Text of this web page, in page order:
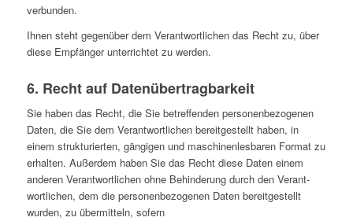
verbunden.
Ihnen steht gegen­über dem Ver­ant­wort­li­chen das Recht zu, über
diese Emp­fän­ger unter­rich­tet zu werden.
6. Recht auf Datenübertragbarkeit
Sie haben das Recht, die Sie betref­fen­den per­so­nen­be­zo­ge­nen
Daten, die Sie dem Ver­ant­wort­li­chen bereit­ge­stellt haben, in
einem struk­tu­rier­ten, gän­gi­gen und maschi­nen­les­ba­ren Format zu
erhal­ten. Außer­dem haben Sie das Recht diese Daten einem
anderen Ver­ant­wort­li­chen ohne Behin­de­rung durch den Ver­ant­
wort­li­chen, dem die per­so­nen­be­zo­ge­nen Daten bereit­ge­stellt
wurden, zu über­mit­teln, sofern